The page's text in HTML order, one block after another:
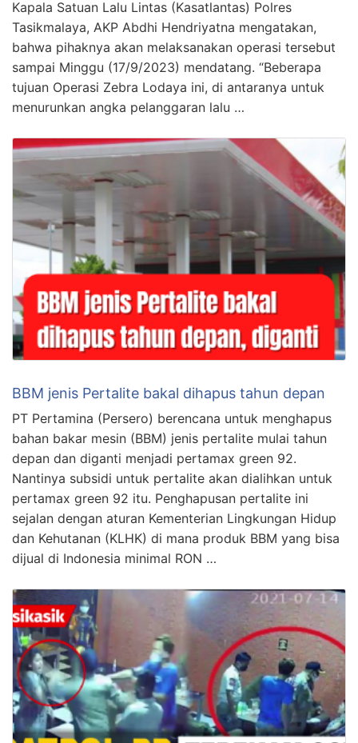
Kapala Satuan Lalu Lintas (Kasatlantas) Polres
Tasikmalaya, AKP Abdhi Hendriyatna mengatakan,
bahwa pihaknya akan melaksanakan operasi tersebut
sampai Minggu (17/9/2023) mendatang. “Beberapa
tujuan Operasi Zebra Lodaya ini, di antaranya untuk
menurunkan angka pelanggaran lalu …
BBM jenis Pertalite bakal dihapus tahun depan
PT Pertamina (Persero) berencana untuk menghapus
bahan bakar mesin (BBM) jenis pertalite mulai tahun
depan dan diganti menjadi pertamax green 92.
Nantinya subsidi untuk pertalite akan dialihkan untuk
pertamax green 92 itu. Penghapusan pertalite ini
sejalan dengan aturan Kementerian Lingkungan Hidup
dan Kehutanan (KLHK) di mana produk BBM yang bisa
dijual di Indonesia minimal RON …